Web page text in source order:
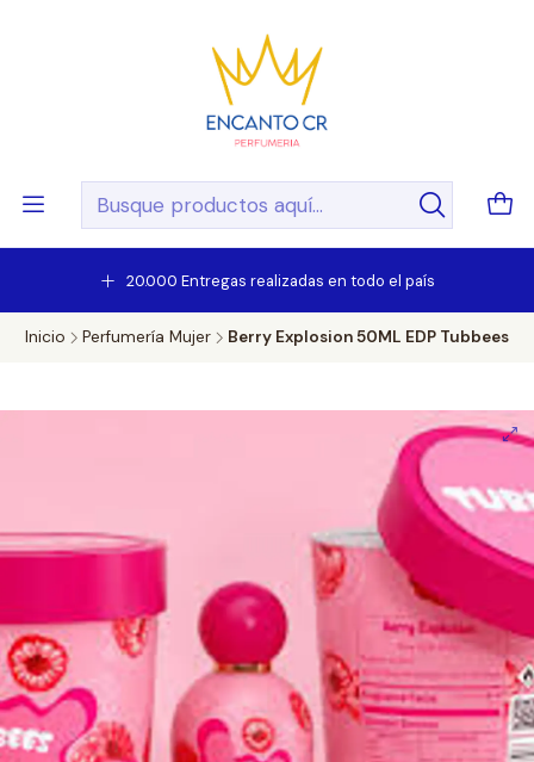
20.000 Entregas realizadas en todo el país
Inicio Perfumería Mujer Berry Explosion 50ML EDP Tubbees